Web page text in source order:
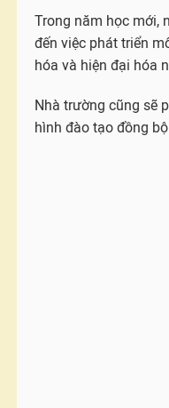
Trong năm học mới,
đến việc phát triển
hóa và hiện đại hóa
Nhà trường cũng sẽ
hình đào tạo đồng